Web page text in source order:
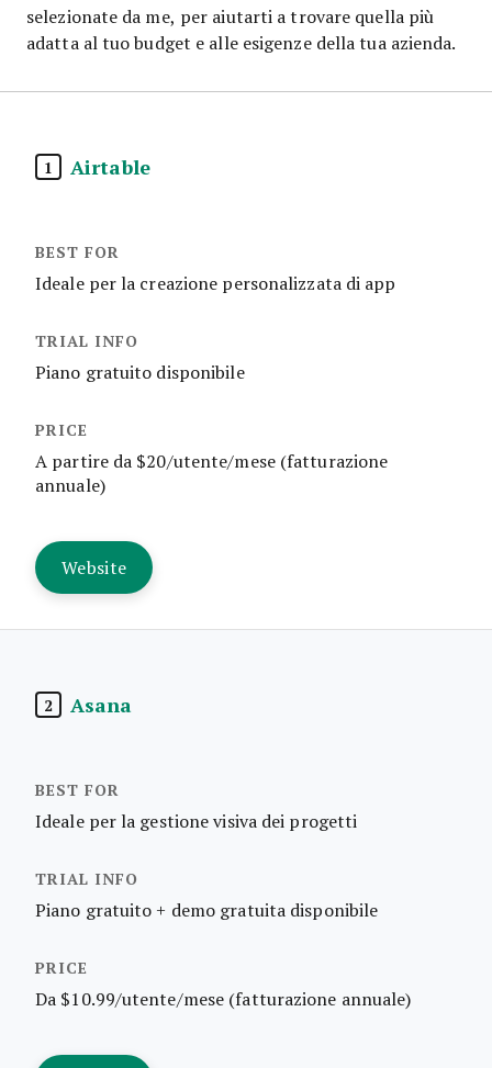
selezionate da me, per aiutarti a trovare quella più
adatta al tuo budget e alle esigenze della tua azienda.
1 Airtable
Ideale per la creazione personalizzata di app
Piano gratuito disponibile
A partire da $20/utente/mese (fatturazione
annuale)
Website
2 Asana
Ideale per la gestione visiva dei progetti
Piano gratuito + demo gratuita disponibile
Da $10.99/utente/mese (fatturazione annuale)